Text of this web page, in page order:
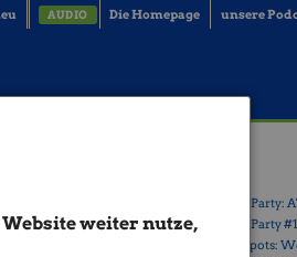
weiter nutze,
AUDIO Die Homepage unsere
Kursgewinnen
» Wiener Börse Party:
» Wiener Börse Party
» Österreich-Depots: